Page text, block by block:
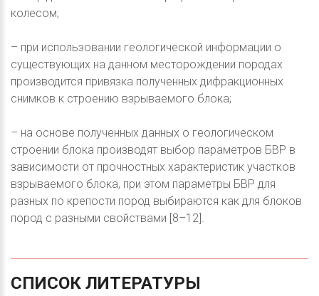
колесом;
– при использовании геологической информации о
существующих на данном месторождении породах
производится привязка полученных дифракционных
снимков к строению взрываемого блока;
– на основе полученных данных о геологическом
строении блока производят выбор параметров БВР в
зависимости от прочностных характеристик участков
взрываемого блока, при этом параметры БВР для
разных по крепости пород выбираются как для блоков
пород с разными свойствами [8–12].
СПИСОК ЛИТЕРАТУРЫ